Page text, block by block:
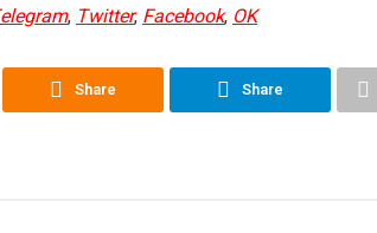
, Twitter, Facebook, OK
Share Share